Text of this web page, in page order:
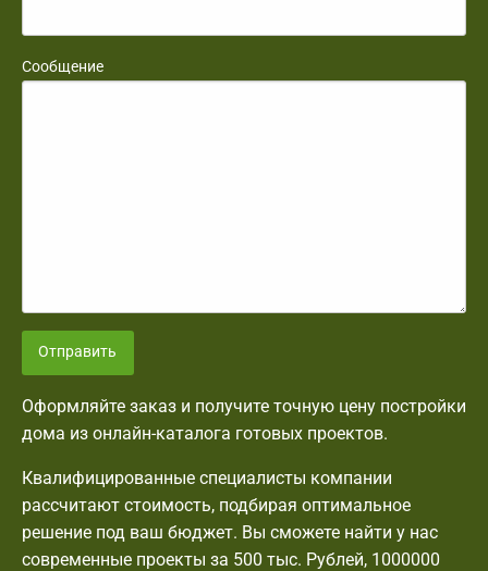
Сообщение
Отправить
Оформляйте заказ и получите точную цену постройки
дома из онлайн-каталога готовых проектов.
Квалифицированные специалисты компании
рассчитают стоимость, подбирая оптимальное
решение под ваш бюджет. Вы сможете найти у нас
современные проекты за 500 тыс. Рублей, 1000000